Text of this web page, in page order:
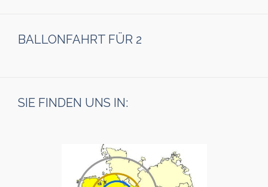
BALLONFAHRT FÜR 2
SIE FINDEN UNS IN: